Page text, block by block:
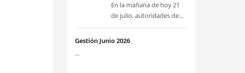
En la mañana de hoy 21
de julio, autoridades de...
Gestión Junio 2026
...